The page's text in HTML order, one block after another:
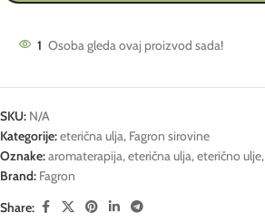
1 Osoba gleda ovaj proizvod sada!
SKU: N/A
Kategorije:eterična ulja, Fagron sirovine
Oznake:aromaterapija,eterična ulja,eterično ulje,
Brand: Fagron
Share: